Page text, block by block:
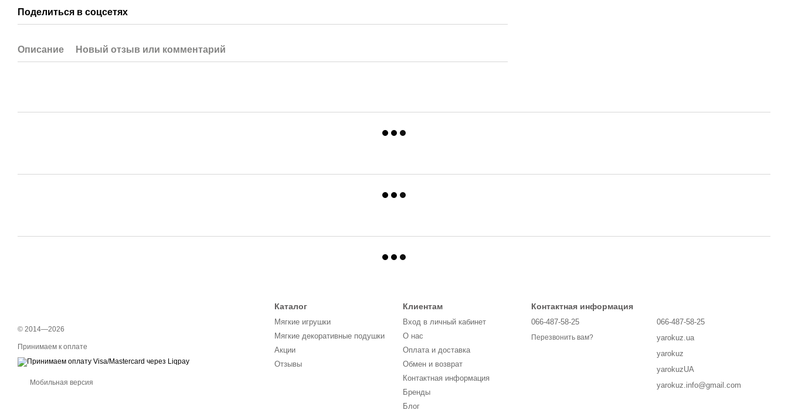
Поделиться в соцсетях
Описание Новый отзыв или комментарий
© 2014—2026
Принимаем к оплате
Мобильная версия
Каталог
Мягкие игрушки
Мягкие декоративные подушки
Акции
Отзывы
Клиентам
Вход в личный кабинет
О нас
Оплата и доставка
Обмен и возврат
Контактная информация
Бренды
Блог
Контактная информация
066-487-58-25
Перезвонить вам?
066-487-58-25
yarokuz.ua
yarokuz
yarokuzUA
yarokuz.info@gmail.com